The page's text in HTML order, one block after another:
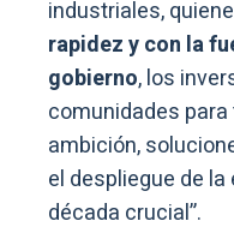
industriales,
rapidez y con la
gobierno, los
comunidades
ambición,
el despliegue de
década crucial”.